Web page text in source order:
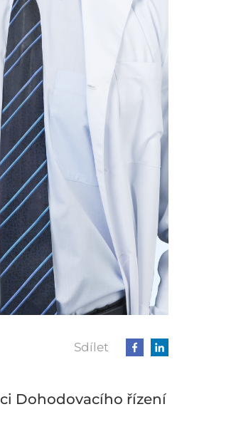
Sdílet
Dohodovacího řízení